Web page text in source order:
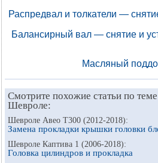
Распредвал и толкатели —
Балансирный вал — снятие и
Масляный
Смотрите похожие статьи по
Шевроле:
Шевроле Авео Т300 (2012-2018):
Замена прокладки крышки головки
Шевроле Каптива 1 (2006-2018):
Головка цилиндров и прокладка